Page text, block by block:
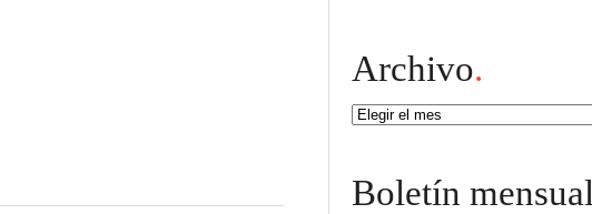
Archivo.
Archivo
Boletín mensual